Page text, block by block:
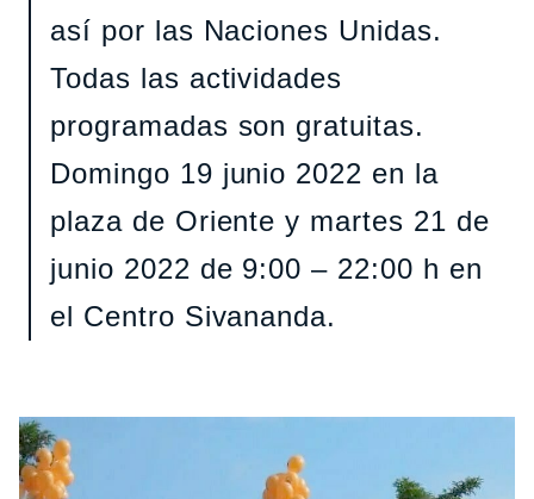
así por las Naciones Unidas.
Todas las actividades
programadas son gratuitas.
Domingo 19 junio 2022 en la
plaza de Oriente y martes 21 de
junio 2022 de 9:00 – 22:00 h en
el Centro Sivananda.